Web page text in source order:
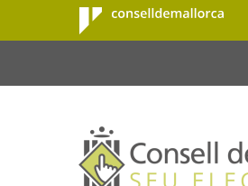
Salta al contingut principal
Consell de
Mallorca